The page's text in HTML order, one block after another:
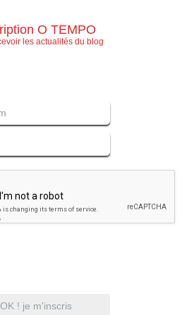
O TEMPO
les actualités du blog
OK ! je m'inscris